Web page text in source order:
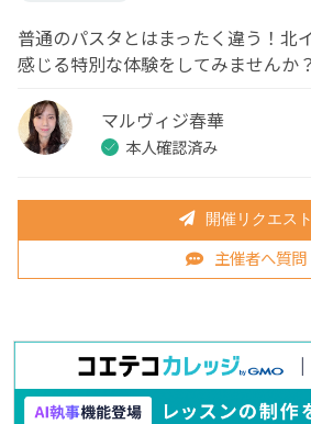
普通のパスタとはまったく違う！北
感じる特別な体験をしてみませんか？
マルヴィジ春華
本人確認済み
開催リクエスト
主催者へ質問